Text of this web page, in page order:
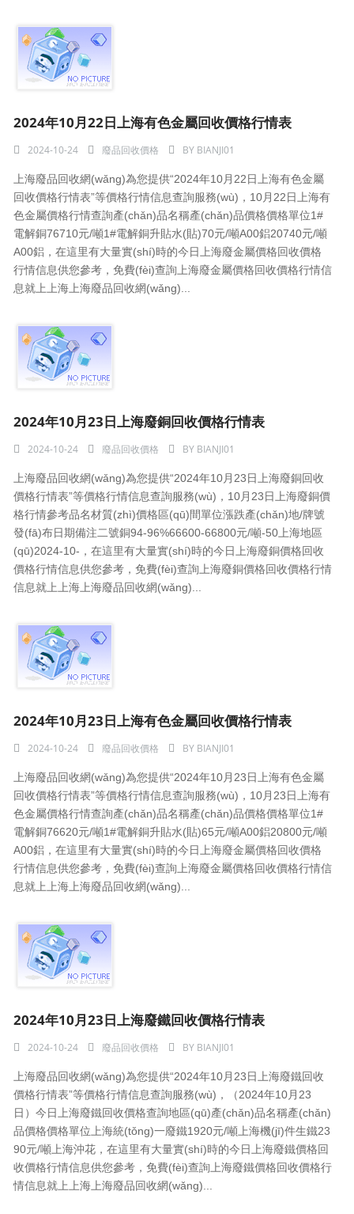
2024年10月22日上海有色金屬回收價格行情表
2024-10-24 廢品回收價格 BY BIANJI01
上海廢品回收網(wǎng)為您提供“2024年10月22日上海有色金屬
回收價格行情表”等價格行情信息查詢服務(wù)，10月22日上海有
色金屬價格行情查詢產(chǎn)品名稱產(chǎn)品價格價格單位1#
電解銅76710元/噸1#電解銅升貼水(貼)70元/噸A00鋁20740元/噸
A00鋁，在這里有大量實(shí)時的今日上海廢金屬價格回收價格
行情信息供您參考，免費(fèi)查詢上海廢金屬價格回收價格行情信
息就上上海上海廢品回收網(wǎng)...
2024年10月23日上海廢銅回收價格行情表
2024-10-24 廢品回收價格 BY BIANJI01
上海廢品回收網(wǎng)為您提供“2024年10月23日上海廢銅回收
價格行情表”等價格行情信息查詢服務(wù)，10月23日上海廢銅價
格行情參考品名材質(zhì)價格區(qū)間單位漲跌產(chǎn)地/牌號
發(fā)布日期備注二號銅94-96%66600-66800元/噸-50上海地區
(qū)2024-10-，在這里有大量實(shí)時的今日上海廢銅價格回收
價格行情信息供您參考，免費(fèi)查詢上海廢銅價格回收價格行情
信息就上上海上海廢品回收網(wǎng)...
2024年10月23日上海有色金屬回收價格行情表
2024-10-24 廢品回收價格 BY BIANJI01
上海廢品回收網(wǎng)為您提供“2024年10月23日上海有色金屬
回收價格行情表”等價格行情信息查詢服務(wù)，10月23日上海有
色金屬價格行情查詢產(chǎn)品名稱產(chǎn)品價格價格單位1#
電解銅76620元/噸1#電解銅升貼水(貼)65元/噸A00鋁20800元/噸
A00鋁，在這里有大量實(shí)時的今日上海廢金屬價格回收價格
行情信息供您參考，免費(fèi)查詢上海廢金屬價格回收價格行情信
息就上上海上海廢品回收網(wǎng)...
2024年10月23日上海廢鐵回收價格行情表
2024-10-24 廢品回收價格 BY BIANJI01
上海廢品回收網(wǎng)為您提供“2024年10月23日上海廢鐵回收
價格行情表”等價格行情信息查詢服務(wù)，（2024年10月23
日）今日上海廢鐵回收價格查詢地區(qū)產(chǎn)品名稱產(chǎn)
品價格價格單位上海統(tǒng)一廢鐵1920元/噸上海機(jī)件生鐵23
90元/噸上海沖花，在這里有大量實(shí)時的今日上海廢鐵價格回
收價格行情信息供您參考，免費(fèi)查詢上海廢鐵價格回收價格行
情信息就上上海上海廢品回收網(wǎng)...